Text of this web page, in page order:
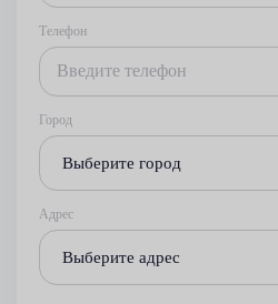
Телефон
Город
Выберите город
Адрес
Выберите адрес